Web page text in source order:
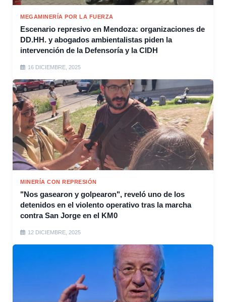
MEGAMINERÍA POR LA FUERZA
Escenario represivo en Mendoza: organizaciones de
DD.HH. y abogados ambientalistas piden la
intervención de la Defensoría y la CIDH
16 DICIEMBRE, 2025
MINERÍA CON REPRESIÓN
"Nos gasearon y golpearon", reveló uno de los
detenidos en el violento operativo tras la marcha
contra San Jorge en el KM0
12 DICIEMBRE, 2025